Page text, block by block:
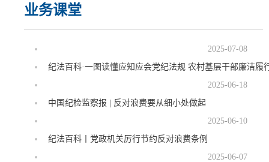
业务课堂
2025-07-08
纪法百科·一图读懂应知应会党纪法规 农村基层干部廉洁履
2025-06-18
中国纪检监察报 | 反对浪费要从细小处做起
2025-06-10
纪法百科丨党政机关厉行节约反对浪费条例
2025-06-07